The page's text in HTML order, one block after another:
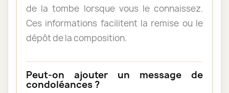
de la tombe lorsque vous le connaissez.
Ces informations facilitent la remise ou le
dépôt de la composition.
Peut-on ajouter un message de
condoléances ?